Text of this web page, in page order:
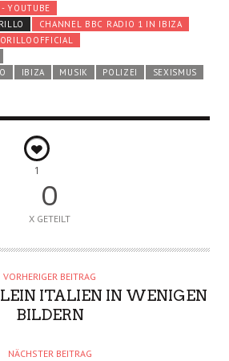
YOUTUBE
CHANNEL BBC RADIO 1 IN IBIZA
IBIZA MUSIK POLIZEI
SEXISMUS
1
0
X GETEILT
VORHERIGER BEITRAG
ITALIEN IN WENIGEN
BILDERN
NÄCHSTER BEITRAG